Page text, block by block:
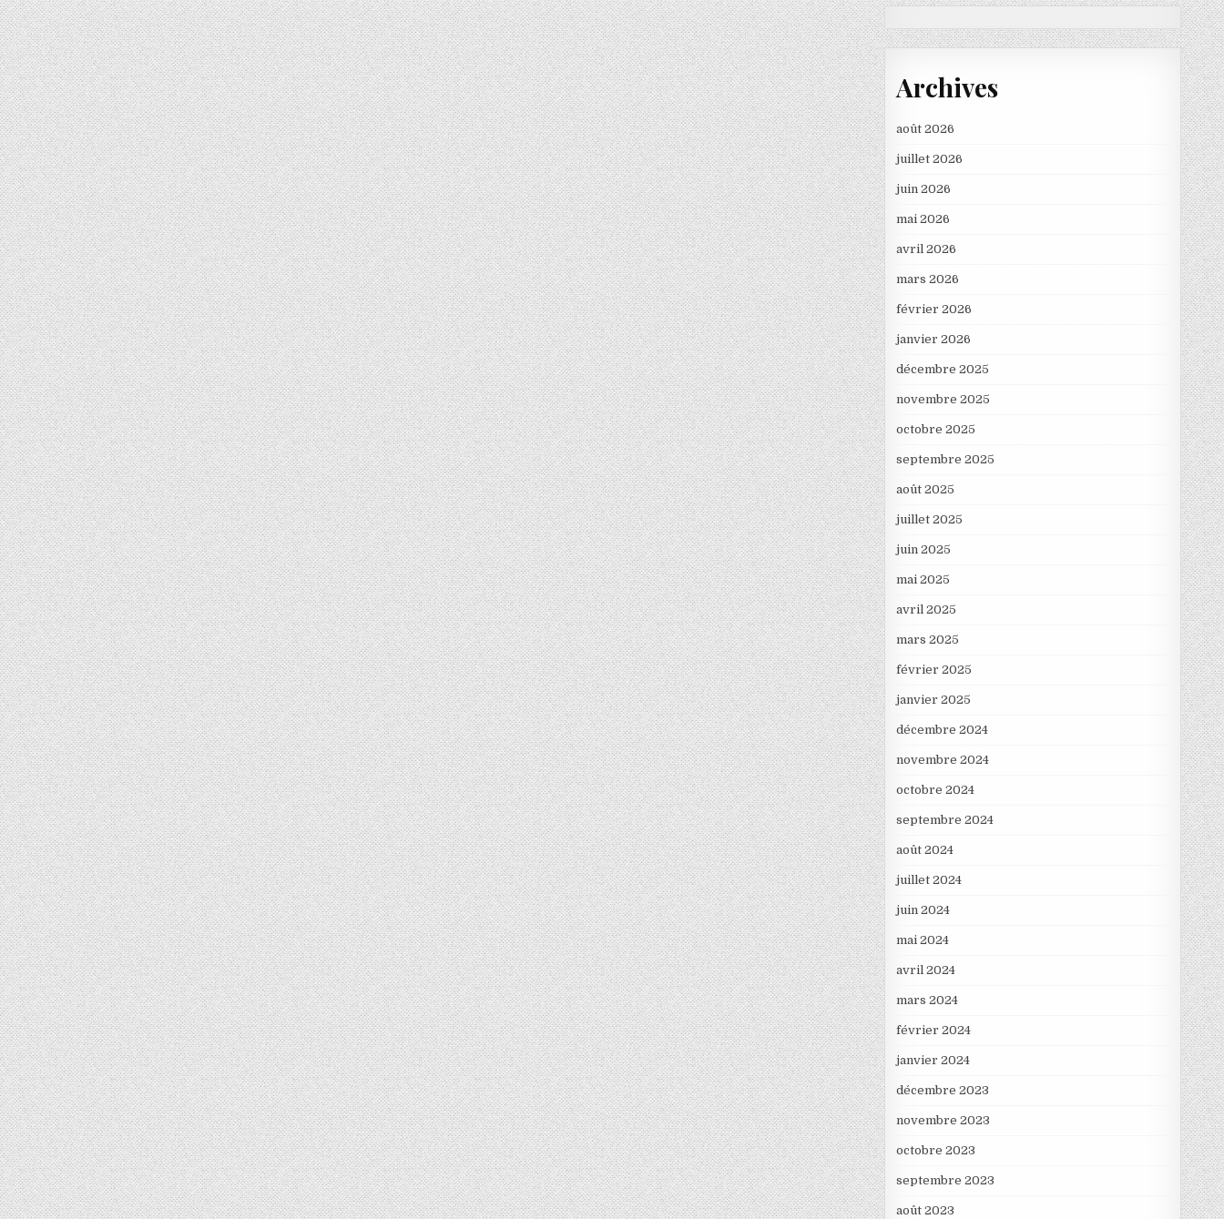
Archives
août 2026
juillet 2026
juin 2026
mai 2026
avril 2026
mars 2026
février 2026
janvier 2026
décembre 2025
novembre 2025
octobre 2025
septembre 2025
août 2025
juillet 2025
juin 2025
mai 2025
avril 2025
mars 2025
février 2025
janvier 2025
décembre 2024
novembre 2024
octobre 2024
septembre 2024
août 2024
juillet 2024
juin 2024
mai 2024
avril 2024
mars 2024
février 2024
janvier 2024
décembre 2023
novembre 2023
octobre 2023
septembre 2023
août 2023